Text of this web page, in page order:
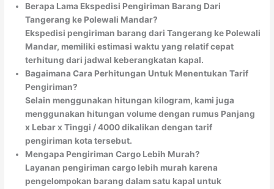
Berapa Lama Ekspedisi Pengiriman Barang Dari
Tangerang ke Polewali Mandar?
Ekspedisi pengiriman barang dari Tangerang ke Polewali
Mandar, memiliki estimasi waktu yang relatif cepat
terhitung dari jadwal keberangkatan kapal.
Bagaimana Cara Perhitungan Untuk Menentukan Tarif
Pengiriman?
Selain menggunakan hitungan kilogram, kami juga
menggunakan hitungan volume dengan rumus Panjang
x Lebar x Tinggi / 4000 dikalikan dengan tarif
pengiriman kota tersebut.
Mengapa Pengiriman Cargo Lebih Murah?
Layanan pengiriman cargo lebih murah karena
pengelompokan barang dalam satu kapal untuk